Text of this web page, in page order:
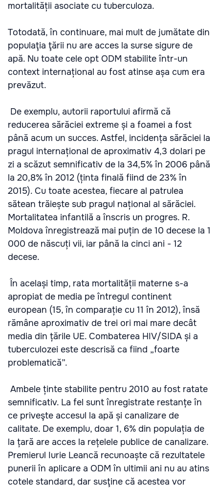
mortalității asociate cu tuberculoza.
Totodată, în continuare, mai mult de jumătate din
populaţia ţării nu are acces la surse sigure de
apă. Nu toate cele opt ODM stabilite într-un
context internațional au fost atinse așa cum era
prevăzut.
De exemplu, autorii raportului afirmă că
reducerea sărăciei extreme și a foamei a fost
până acum un succes. Astfel, incidența sărăciei la
pragul internațional de aproximativ 4,3 dolari pe
zi a scăzut semnificativ de la 34,5% în 2006 până
la 20,8% în 2012 (ținta finală fiind de 23% în
2015). Cu toate acestea, fiecare al patrulea
sătean trăiește sub pragul național al sărăciei.
Mortalitatea infantilă a înscris un progres. R.
Moldova înregistrează mai puțin de 10 decese la 1
000 de născuți vii, iar până la cinci ani - 12
decese.
În același timp, rata mortalității materne s-a
apropiat de media pe întregul continent
european (15, în comparație cu 11 în 2012), însă
rămâne aproximativ de trei ori mai mare decât
media din țările UE. Combaterea HIV/SIDA și a
tuberculozei este descrisă ca fiind „foarte
problematică”.
Ambele ținte stabilite pentru 2010 au fost ratate
semnificativ. La fel sunt înregistrate restanțe în
ce priveşte accesul la apă și canalizare de
calitate. De exemplu, doar 1, 6% din populația de
la țară are acces la rețelele publice de canalizare.
Premierul Iurie Leancă recunoaște că rezultatele
punerii în aplicare a ODM în ultimii ani nu au atins
cotele standard, dar susţine că acestea vor